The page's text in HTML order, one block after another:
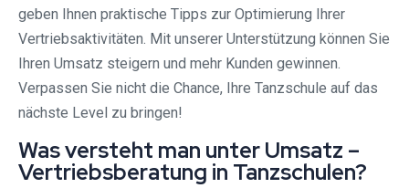
geben Ihnen praktische Tipps zur Optimierung Ihrer
Vertriebsaktivitäten. Mit unserer Unterstützung können Sie
Ihren Umsatz steigern und mehr Kunden gewinnen.
Verpassen Sie nicht die Chance, Ihre Tanzschule auf das
nächste Level zu bringen!
Was versteht man unter Umsatz –
Vertriebsberatung in Tanzschulen?